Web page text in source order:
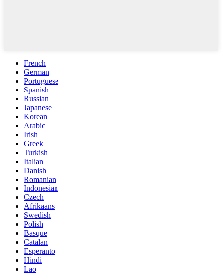
French
German
Portuguese
Spanish
Russian
Japanese
Korean
Arabic
Irish
Greek
Turkish
Italian
Danish
Romanian
Indonesian
Czech
Afrikaans
Swedish
Polish
Basque
Catalan
Esperanto
Hindi
Lao